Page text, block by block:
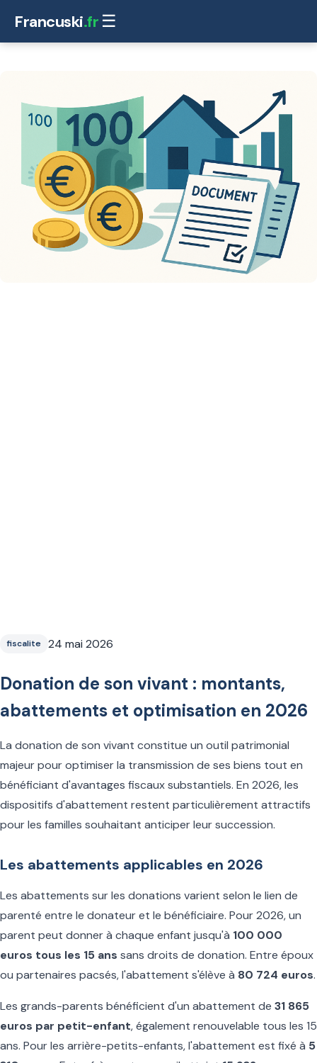
Francuski.fr ☰
fiscalite 24 mai 2026
Donation de son vivant : montants,
abattements et optimisation en 2026
La donation de son vivant constitue un outil patrimonial
majeur pour optimiser la transmission de ses biens tout en
bénéficiant d'avantages fiscaux substantiels. En 2026, les
dispositifs d'abattement restent particulièrement attractifs
pour les familles souhaitant anticiper leur succession.
Les abattements applicables en 2026
Les abattements sur les donations varient selon le lien de
parenté entre le donateur et le bénéficiaire. Pour 2026, un
parent peut donner à chaque enfant jusqu'à 100 000
euros tous les 15 ans sans droits de donation. Entre époux
ou partenaires pacsés, l'abattement s'élève à 80 724 euros.
Les grands-parents bénéficient d'un abattement de 31 865
euros par petit-enfant, également renouvelable tous les 15
ans. Pour les arrière-petits-enfants, l'abattement est fixé à 5